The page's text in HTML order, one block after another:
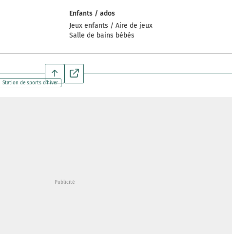
Enfants / ados
Jeux enfants / Aire de jeux
Salle de bains bébés
Station de sports d’hiver